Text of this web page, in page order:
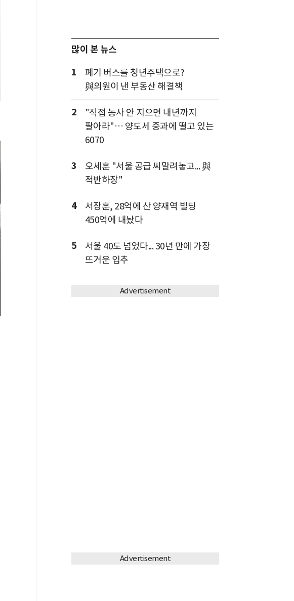
많이 본 뉴스
1
폐기 버스를 청년주택으로?
與의원이 낸 부동산 해결책
2
"직접 농사 안 지으면 내년까지
팔아라"… 양도세 중과에 떨고 있는
6070
3
오세훈 "서울 공급 씨말려놓고... 與
적반하장"
4
서장훈, 28억에 산 양재역 빌딩
450억에 내놨다
5
서울 40도 넘었다... 30년 만에 가장
뜨거운 입추